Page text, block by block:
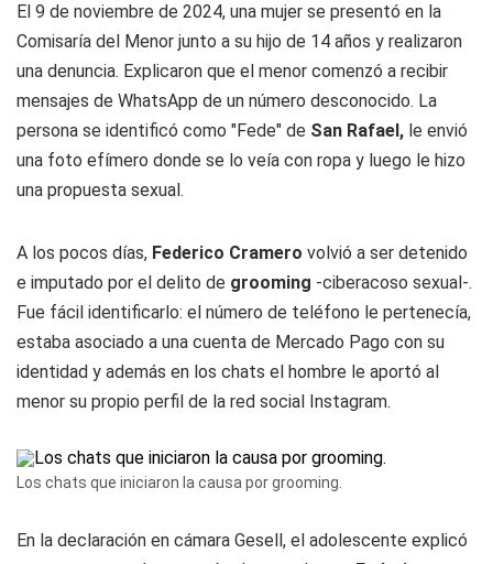
El 9 de noviembre de 2024, una mujer se presentó en la
Comisaría del Menor junto a su hijo de 14 años y realizaron
una denuncia. Explicaron que el menor comenzó a recibir
mensajes de WhatsApp de un número desconocido. La
persona se identificó como "Fede" de San Rafael, le envió
una foto efímero donde se lo veía con ropa y luego le hizo
una propuesta sexual.
A los pocos días, Federico Cramero volvió a ser detenido
e imputado por el delito de grooming -ciberacoso sexual-.
Fue fácil identificarlo: el número de teléfono le pertenecía,
estaba asociado a una cuenta de Mercado Pago con su
identidad y además en los chats el hombre le aportó al
menor su propio perfil de la red social Instagram.
Los chats que iniciaron la causa por grooming.
En la declaración en cámara Gesell, el adolescente explicó